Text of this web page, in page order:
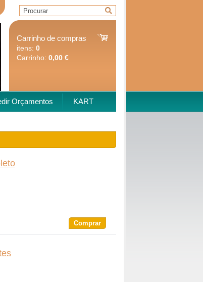
Carrinho de compras
itens: 0
Carrinho: 0,00 €
Orçamentos KART
Comprar